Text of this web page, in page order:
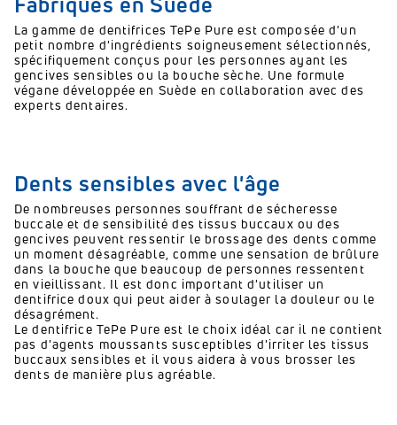
La gamme de dentifrices TePe Pure est composée d'un
petit nombre d'ingrédients soigneusement sélectionnés,
spécifiquement conçus pour les personnes ayant les
gencives sensibles ou la bouche sèche. Une formule
végane développée en Suède en collaboration avec des
experts dentaires.
Dents sensibles avec l'âge
De nombreuses personnes souffrant de sécheresse
buccale et de sensibilité des tissus buccaux ou des
gencives peuvent ressentir le brossage des dents comme
un moment désagréable, comme une sensation de brûlure
dans la bouche que beaucoup de personnes ressentent
en vieillissant. Il est donc important d'utiliser un
dentifrice doux qui peut aider à soulager la douleur ou le
désagrément.
Le dentifrice TePe Pure est le choix idéal car il ne contient
pas d'agents moussants susceptibles d'irriter les tissus
buccaux sensibles et il vous aidera à vous brosser les
dents de manière plus agréable.